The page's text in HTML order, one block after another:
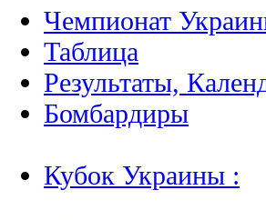
Чемпионат
Таблица
Результаты,
Бомбардиры
Кубок Украины :